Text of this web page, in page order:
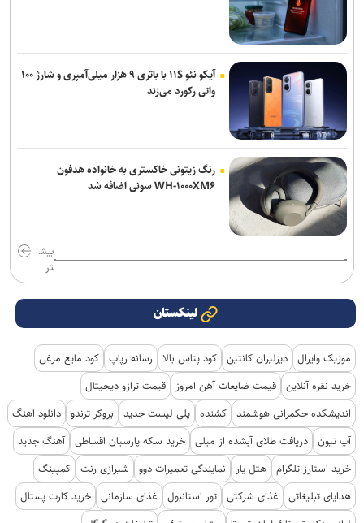
آیکو نئو ۱۱S با باتری ۹ هزار میلی‌آمپری و شارژ ۱۰۰
واتی رکورد می‌زند
رنگ زیتونی خاکستری به خانواده هدفون
WH-۱۰۰۰XM۶ سونی اضافه شد
بیش
تر
لینکستان
موزیک وایرال دیزلیران کانتین کود پتاس بالا رسانه رپاپ کود مایع مرغی
خرید نقره آنلاین قیمت ضایعات آهن امروز
قیمت ترازو دیجیتال
اندیشکده حکمرانی هوشمند کشنده پلی لیست جدید بروکر ترندو دانلود اهنگ
آپ تیون دریافت طلای آبشده از میلی خرید سکه پارسیان اقساطی آهنگ جدید
خرید استارز تلگرام هتل یار نمایندگی تعمیرات دوو شیرازی رنت کمپینگ
هدایای تبلیغاتی
غذای شرکتی تور استانبول غذای سازمانی خرید کارت پستال